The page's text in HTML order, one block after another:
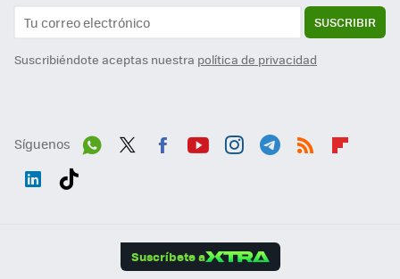
SUSCRIBIR
Suscribiéndote aceptas nuestra política de privacidad
Síguenos
Suscríbete a